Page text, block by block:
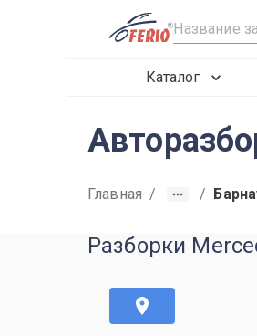
R
Каталог
Главная / /
Разборки